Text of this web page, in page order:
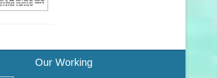
Our Working